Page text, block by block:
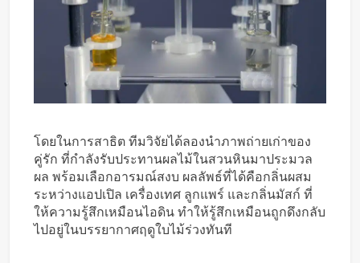
โดยในการสาธิต ทีมวิจัยได้ลองนำภาพถ่ายเก่าของ
คู่รัก ที่กำลังรับประทานผลไม้ในสวนหินมาประมวล
ผล พร้อมเลือกอารมณ์สงบ ผลลัพธ์ที่ได้คือกลิ่นผสม
ระหว่างแอปเปิล เครื่องเทศ ลูกแพร์ และกลิ่นมัสก์ ที่
ให้ความรู้สึกเหมือนไอดิน ทำให้รู้สึกเหมือนถูกดึงกลับ
ไปอยู่ในบรรยากาศฤดูใบไม้ร่วงทันที